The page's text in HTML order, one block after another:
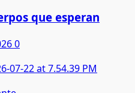
que esperan
0